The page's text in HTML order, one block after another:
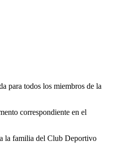
para todos los miembros de la
correspondiente en el
la familia del Club Deportivo